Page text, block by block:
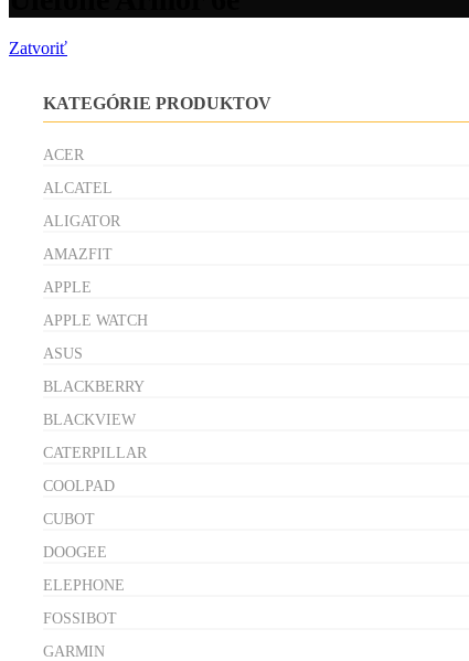
Zatvoriť
KATEGÓRIE PRODUKTOV
ACER
ALCATEL
ALIGATOR
AMAZFIT
APPLE
APPLE WATCH
ASUS
BLACKBERRY
BLACKVIEW
CATERPILLAR
COOLPAD
CUBOT
DOOGEE
ELEPHONE
FOSSIBOT
GARMIN